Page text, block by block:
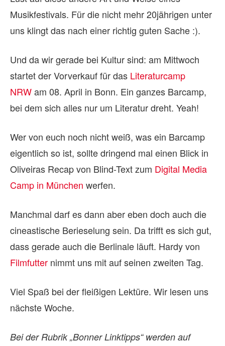
Musikfestivals. Für die nicht mehr 20jährigen unter
uns klingt das nach einer richtig guten Sache :).
Und da wir gerade bei Kultur sind: am Mittwoch
startet der Vorverkauf für das Literaturcamp
NRWam 08. April in Bonn. Ein ganzes Barcamp,
bei dem sich alles nur um Literatur dreht. Yeah!
Wer von euch noch nicht weiß, was ein Barcamp
eigentlich so ist, sollte dringend mal einen Blick in
Oliveiras Recap von Blind-Text zum Digital Media
Camp in München werfen.
Manchmal darf es dann aber eben doch auch die
cineastische Berieselung sein. Da trifft es sich gut,
dass gerade auch die Berlinale läuft. Hardy von
Filmfutter nimmt uns mit auf seinen zweiten Tag.
Viel Spaß bei der fleißigen Lektüre. Wir lesen uns
nächste Woche.
Bei der Rubrik „Bonner Linktipps“ werden auf